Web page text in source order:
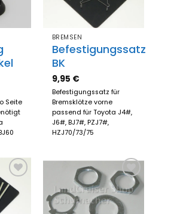
Seite
BREMSEN
Befestigungssatz
BK
9,95 €
Befestigungssatz für
Bremsklötze vorne
passend für Toyota J4#,
J6#, BJ7#, PZJ7#,
HZJ70/73/75
Zum
Merkzettel
hinzufügen